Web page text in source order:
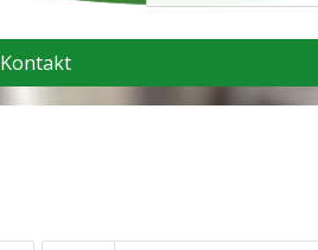
Kontakt